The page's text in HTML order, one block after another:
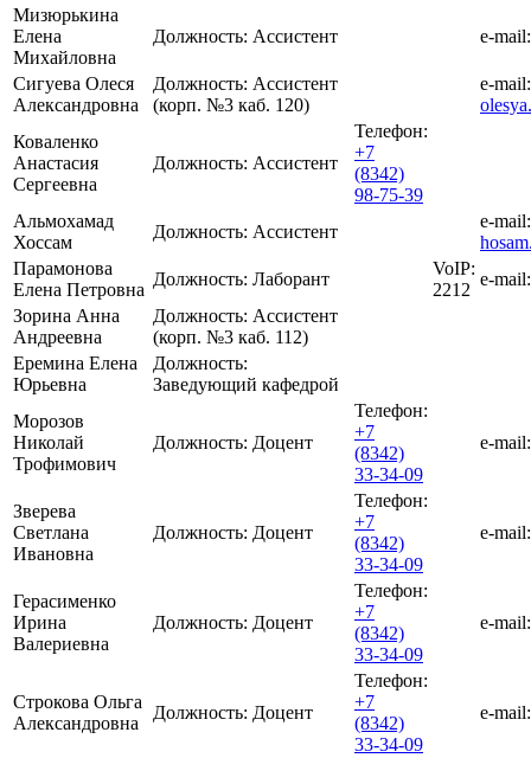
Мизюрькина
Елена
Михайловна
Должность: Ассистент e-mail:
Сигуева Олеся
Александровна
Должность: Ассистент
(корп. №3 каб. 120)
e-mail:
Коваленко
Анастасия
Сергеевна
Должность: Ассистент
Телефон:
+7
(8342)
98-75-39
Альмохамад
Хоссам
Должность: Ассистент
e-mail:
Парамонова
Елена Петровна
Должность: Лаборант
VoIP:
2212
e-mail:
Зорина Анна
Андреевна
Должность: Ассистент
(корп. №3 каб. 112)
Еремина Елена
Юрьевна
Должность:
Заведующий кафедрой
Морозов
Николай
Трофимович
Должность: Доцент
Телефон:
+7
(8342)
33-34-09
e-mail:
Зверева
Светлана
Ивановна
Должность: Доцент
Телефон:
+7
(8342)
33-34-09
e-mail:
Герасименко
Ирина
Валериевна
Должность: Доцент
Телефон:
+7
(8342)
33-34-09
e-mail:
Строкова Ольга
Александровна
Должность: Доцент
Телефон:
+7
(8342)
33-34-09
e-mail: